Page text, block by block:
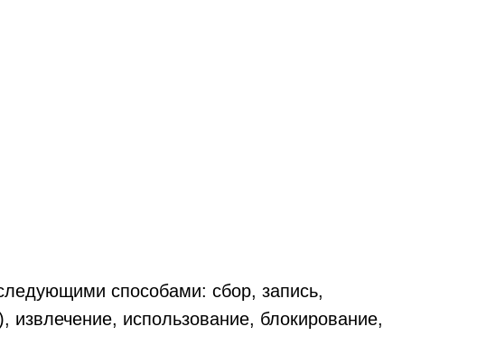
способами: сбор, запись,
использование, блокирование,